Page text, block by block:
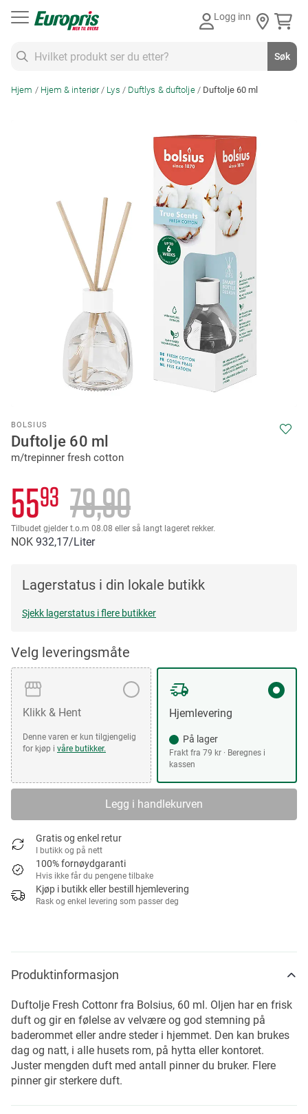
Logg inn
Søk
Hjem Hjem & interiør Lys Duftlys & duftolje Duftolje 60 ml
BOLSIUS
Duftolje 60 ml
m/trepinner fresh cotton
5593 7990
Tilbudet gjelder t.o.m 08.08 eller så langt lageret rekker.
NOK 932 17/Liter
Lagerstatus i din lokale butikk
Sjekk lagerstatus i flere butikker
Velg leveringsmåte
Klikk & Hent
Denne varen er kun tilgjengelig
for kjøp i våre butikker.
Hjemlevering
På lager
Frakt fra 79 kr · Beregnes i
kassen
Legg i handlekurven
Gratis og enkel retur
I butikk og på nett
100% fornøydgaranti
Hvis ikke får du pengene tilbake
Kjøp i butikk eller bestill hjemlevering
Rask og enkel levering som passer deg
Spar 30%
to
the
beginning
the
images
gallery
Produktinformasjon
Duftolje Fresh Cottonr fra Bolsius, 60 ml. Oljen har en frisk
duft og gir en følelse av velvære og god stemning på
baderommet eller andre steder i hjemmet. Den kan brukes
dag og natt, i alle husets rom, på hytta eller kontoret.
Juster mengden duft med antall pinner du bruker. Flere
pinner gir sterkere duft.